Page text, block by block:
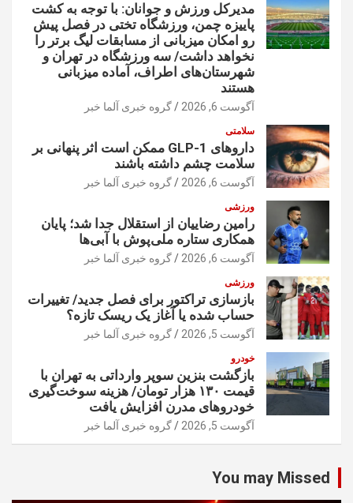
مدیرکل ورزش و جوانان: با توجه به کشت
پاییزه چمن، ورزشگاه تختی در فصل پیش
رو امکان میزبانی از مسابقات لیگ برتر را
نخواهد داشت/ سه ورزشگاه در تهران و
شهرستان‌های اطراف، آماده میزبانی
هستند
آگوست 6, 2026 گروه خبری آلما خبر
سلامتی
داروهای GLP-1 ممکن است اثر پنهانی بر
سلامت چشم داشته باشند
آگوست 6, 2026 گروه خبری آلما خبر
ورزشی
رامین رضاییان از استقلال جدا شد؛ پایان
همکاری ستاره ملی‌پوش با آبی‌ها
آگوست 6, 2026 گروه خبری آلما خبر
ورزشی
بازسازی تراکتور برای فصل جدید/ تغییرات
حساب شده یا آغاز یک ریسک تازه؟
آگوست 5, 2026 گروه خبری آلما خبر
خودرو
بازگشت بنزین سوپر وارداتی به تهران با
قیمت ۱۳۰ هزار تومان/ هزینه سوخت‌گیری
خودرو‌های مدرن افزایش یافت
آگوست 5, 2026 گروه خبری آلما خبر
You may Missed